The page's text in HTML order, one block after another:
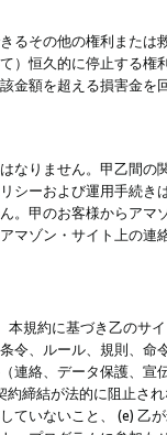
その他の権利また
恒久的に停止する
額を超える損害金を
りません。甲乙間
ーおよび運用手続
甲のお客様からア
ゾン・サイト上の連
規約に基づき乙のサ
、ルール、規則、
絡、データ保護、
締結が法的に阻止さ
いないこと、 (e) 乙